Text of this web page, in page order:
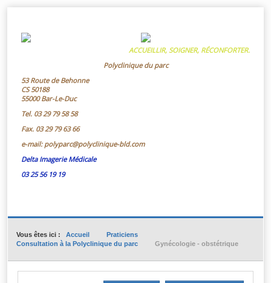
ACCUEILLIR, SOIGNER, RÉCONFORTER.
Polyclinique du parc
53 Route de Behonne
CS 50188
55000 Bar-Le-Duc
Tel. 03 29 79 58 58
Fax. 03 29 79 63 66
e-mail: polyparc@polyclinique-bld.com
Delta Imagerie Médicale
03 25 56 19 19
Vous êtes ici : Accueil
Praticiens
Consultation à la Polyclinique du parc
Gynécologie - obstétrique